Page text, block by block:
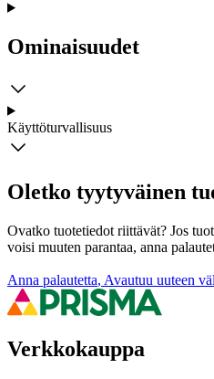
Ominaisuudet
Käyttöturvallisuus
Oletko tyytyväinen
Ovatko tuotetiedot riittävät? Jos
voisi muuten parantaa, anna
Anna palautetta, Avautuu uuteen
Verkkokauppa